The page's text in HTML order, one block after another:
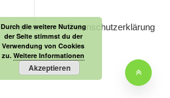
Impressum
Datenschutzerklärung
Durch die weitere Nutzung
der Seite stimmst du der
Verwendung von Cookies
zu. Weitere Informationen
Akzeptieren